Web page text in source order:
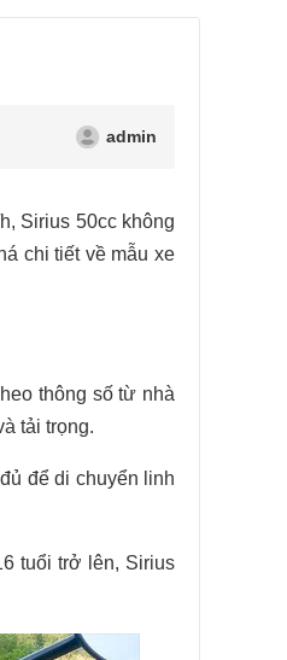
admin
Sirius 50cc không
chi tiết về mẫu xe
thông số từ nhà
tải trọng.
để di chuyển linh
tuổi trở lên, Sirius